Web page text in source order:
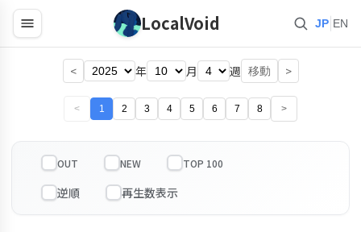
LocalVoid JP EN
< 年 月 週 移動 >
< 1 2 3 4 5 6 7 8 >
OUT NEW TOP 100